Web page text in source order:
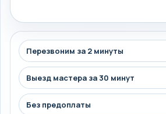
Перезвоним за 2 минуты
Выезд мастера за 30 минут
Без предоплаты